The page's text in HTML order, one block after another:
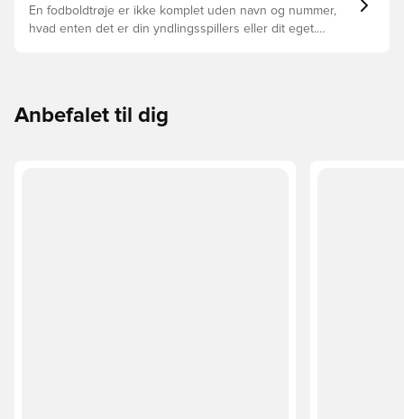
En fodboldtrøje er ikke komplet uden navn og nummer,
hvad enten det er din yndlingsspillers eller dit eget.
Anbefalet til dig